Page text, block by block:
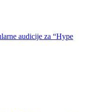
audicije za “Hype